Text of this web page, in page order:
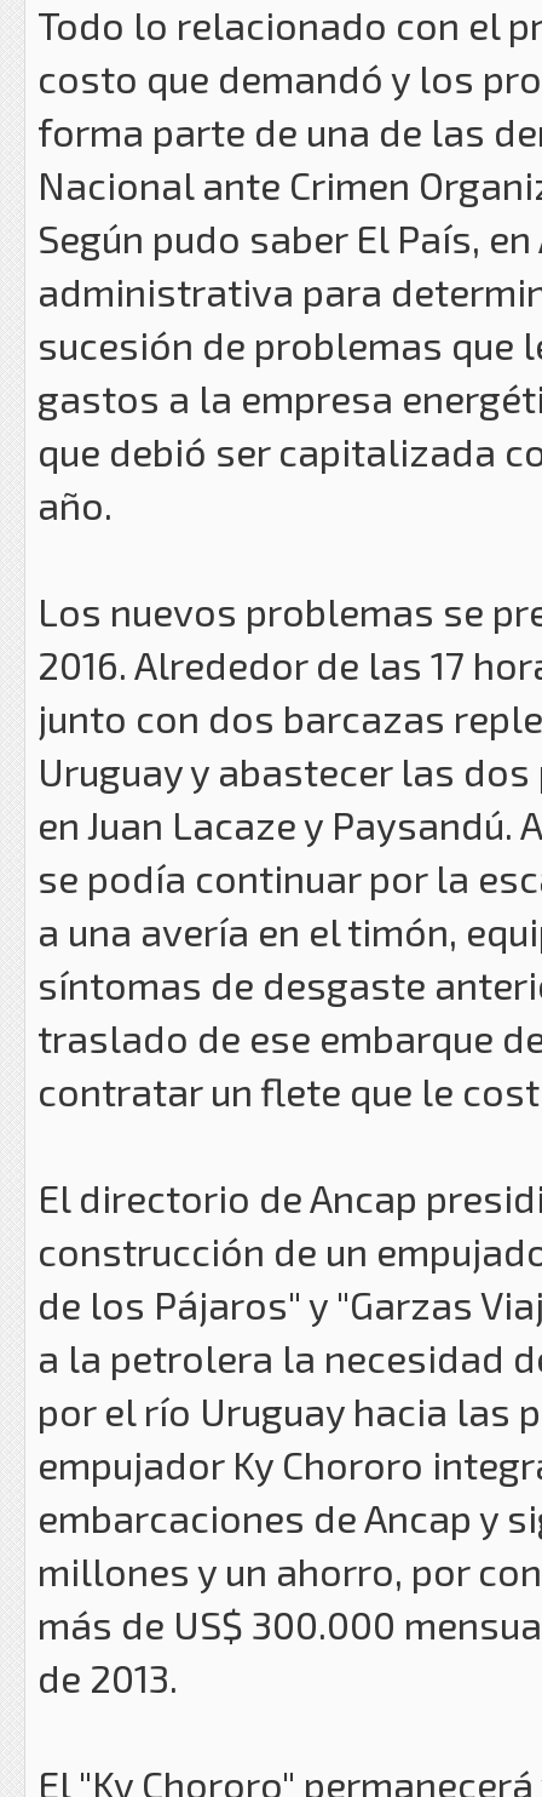
Todo lo relacionado con el
costo que demandó y los
forma parte de una de las
Nacional ante Crimen
Según pudo saber El País,
administrativa para
sucesión de problemas que
gastos a la empresa
que debió ser capitalizada
año.
Los nuevos problemas se
2016. Alrededor de las 17
junto con dos barcazas
Uruguay y abastecer las
en Juan Lacaze y
se podía continuar por la
a una avería en el timón,
síntomas de desgaste
traslado de ese embarque
contratar un flete que le
El directorio de Ancap
construcción de un
de los Pájaros" y "Garzas
a la petrolera la necesidad
por el río Uruguay hacia
empujador Ky Chororo
embarcaciones de Ancap y
millones y un ahorro, por
más de US$ 300.000
de 2013.
El "Ky Chororo"